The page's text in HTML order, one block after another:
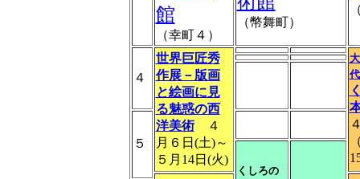
館
（幸町４）
（幣舞町）
４
世界巨匠秀
作展－版画
と絵画に見
る魅惑の西
洋美術４
月６日(土)～
５月14日(火)
５
くしろの